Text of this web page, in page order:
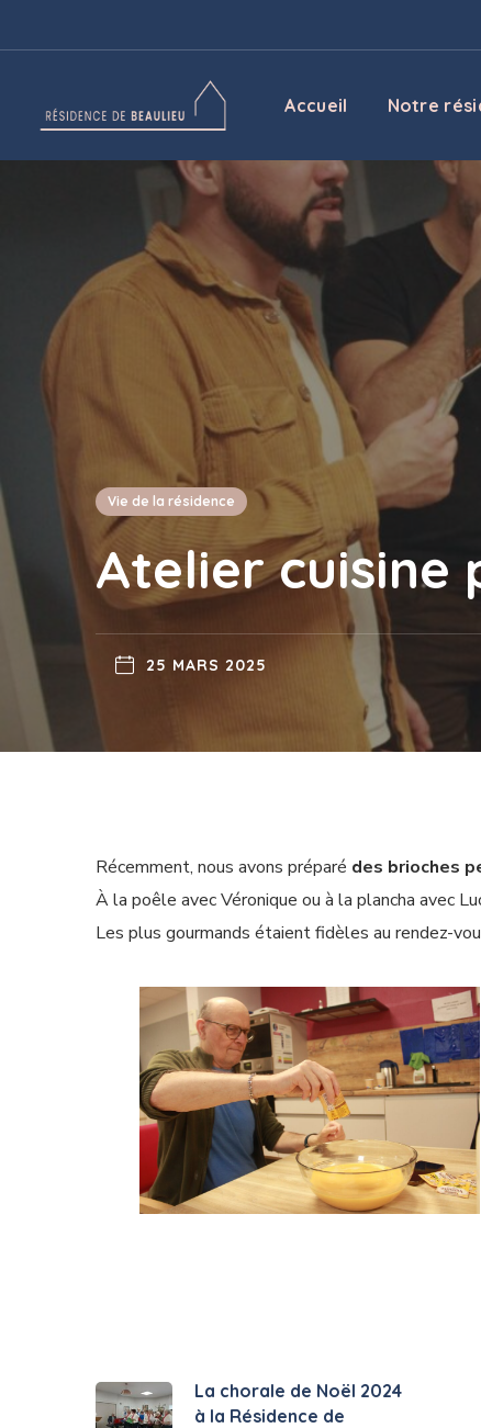
Accueil Notre
Contact
Vie de la résidence
Atelier cuisine
25 MARS 2025
Récemment, nous avons préparé des brioches
À la poêle avec Véronique ou à la plancha avec
Les plus gourmands étaient fidèles au rendez-
La chorale de Noël 2024
à la Résidence de